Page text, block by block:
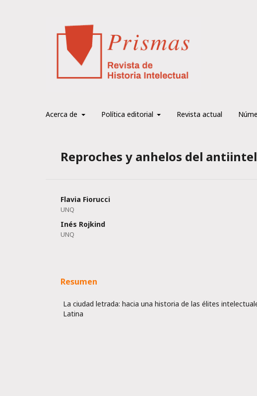
Acerca de Política editorial Revista actual
Reproches y anhelos del
Flavia Fiorucci
UNQ
Inés Rojkind
UNQ
Resumen
La ciudad letrada: hacia una historia de las élites
Latina